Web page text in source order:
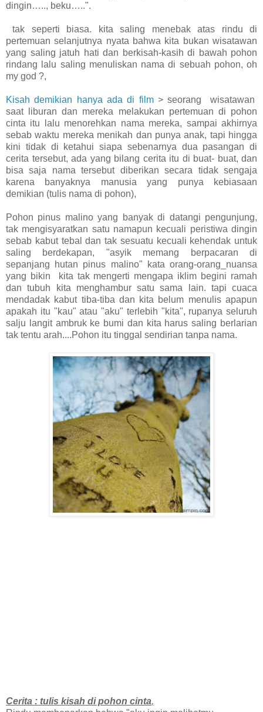
dingin….., beku…..".
tak seperti biasa. kita saling menebak atas rindu di
pertemuan selanjutnya nyata bahwa kita bukan wisatawan
yang saling jatuh hati dan berkisah-kasih di bawah pohon
rindang lalu saling menuliskan nama di sebuah pohon, oh
my god ?,
Kisah demikian hanya ada di film > seorang wisatawan
saat liburan dan mereka melakukan pertemuan di pohon
cinta itu lalu menorehkan nama mereka, sampai akhirnya
sebab waktu mereka menikah dan punya anak, tapi hingga
kini tidak di ketahui siapa sebenarnya dua pasangan di
cerita tersebut, ada yang bilang cerita itu di buat- buat, dan
bisa saja nama tersebut diberikan secara tidak sengaja
karena banyaknya manusia yang punya kebiasaan
demikian (tulis nama di pohon),
Pohon pinus malino yang banyak di datangi pengunjung,
tak mengisyaratkan satu namapun kecuali peristiwa dingin
sebab kabut tebal dan tak sesuatu kecuali kehendak untuk
saling berdekapan, "asyik memang berpacaran di
sepanjang hutan pinus malino" kata orang-orang_nuansa
yang bikin kita tak mengerti mengapa iklim begini ramah
dan tubuh kita menghambur satu sama lain. tapi cuaca
mendadak kabut tiba-tiba dan kita belum menulis apapun
apakah itu "kau" atau "aku" terlebih "kita", rupanya seluruh
salju langit ambruk ke bumi dan kita harus saling berlarian
tak tentu arah....Pohon itu tinggal sendirian tanpa nama.
Cerita : tulis kisah di pohon cinta,